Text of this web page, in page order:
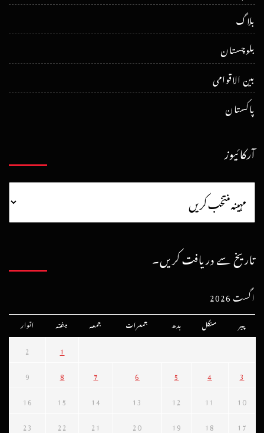
بلاگ
بلوچستان
بین الاقوامی
پاکستان
آرکائیوز
تاریخ سے دریافت کریں۔
اگست 2026
پیر منگل بدھ جمعرات جمعہ ہفتہ اتوار
1
2
3
4
5
6
7
8
9
10
11
12
13
14
15
16
17
18
19
20
21
22
23